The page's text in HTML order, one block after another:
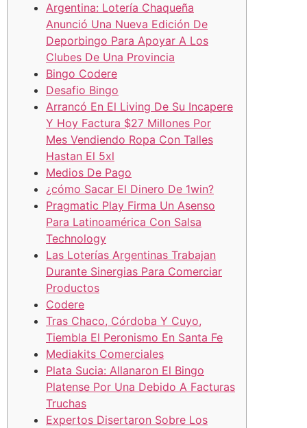
Argentina: Lotería Chaqueña
Anunció Una Nueva Edición De
Deporbingo Para Apoyar A Los
Clubes De Una Provincia
Bingo Codere
Desafio Bingo
Arrancó En El Living De Su Incapere
Y Hoy Factura $27 Millones Por
Mes Vendiendo Ropa Con Talles
Hastan El 5xl
Medios De Pago
¿cómo Sacar El Dinero De 1win?
Pragmatic Play Firma Un Asenso
Para Latinoamérica Con Salsa
Technology
Las Loterías Argentinas Trabajan
Durante Sinergias Para Comerciar
Productos
Codere
Tras Chaco, Córdoba Y Cuyo,
Tiembla El Peronismo En Santa Fe
Mediakits Comerciales
Plata Sucia: Allanaron El Bingo
Platense Por Una Debido A Facturas
Truchas
Expertos Disertaron Sobre Los